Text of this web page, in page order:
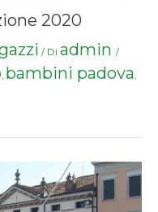
2020
/ Di admin /
, bambini padova,